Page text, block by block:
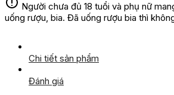
Người chưa đủ 18 tuổi và phụ nữ
uống rượu, bia. Đã uống rượu bia thì
Chi tiết sản phẩm
Đánh giá